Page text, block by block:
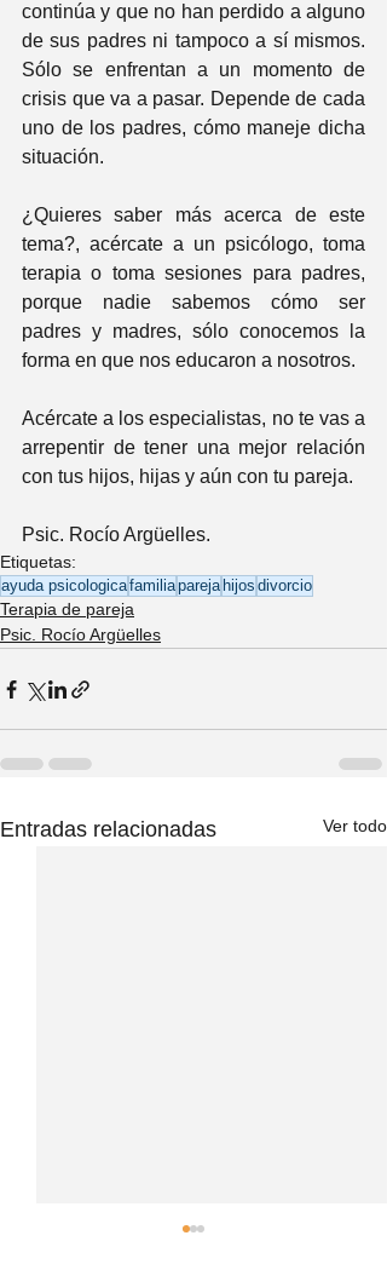
continúa y que no han perdido a alguno
de sus padres ni tampoco a sí mismos.
Sólo se enfrentan a un momento de
crisis que va a pasar. Depende de cada
uno de los padres, cómo maneje dicha
situación.
¿Quieres saber más acerca de este
tema?, acércate a un psicólogo, toma
terapia o toma sesiones para padres,
porque nadie sabemos cómo ser
padres y madres, sólo conocemos la
forma en que nos educaron a nosotros.
Acércate a los especialistas, no te vas a
arrepentir de tener una mejor relación
con tus hijos, hijas y aún con tu pareja.
Psic. Rocío Argüelles.
Etiquetas:
ayuda psicologicafamiliapareja hijos divorcio
Terapia de pareja
Psic. Rocío Argüelles
Entradas relacionadas Ver todo